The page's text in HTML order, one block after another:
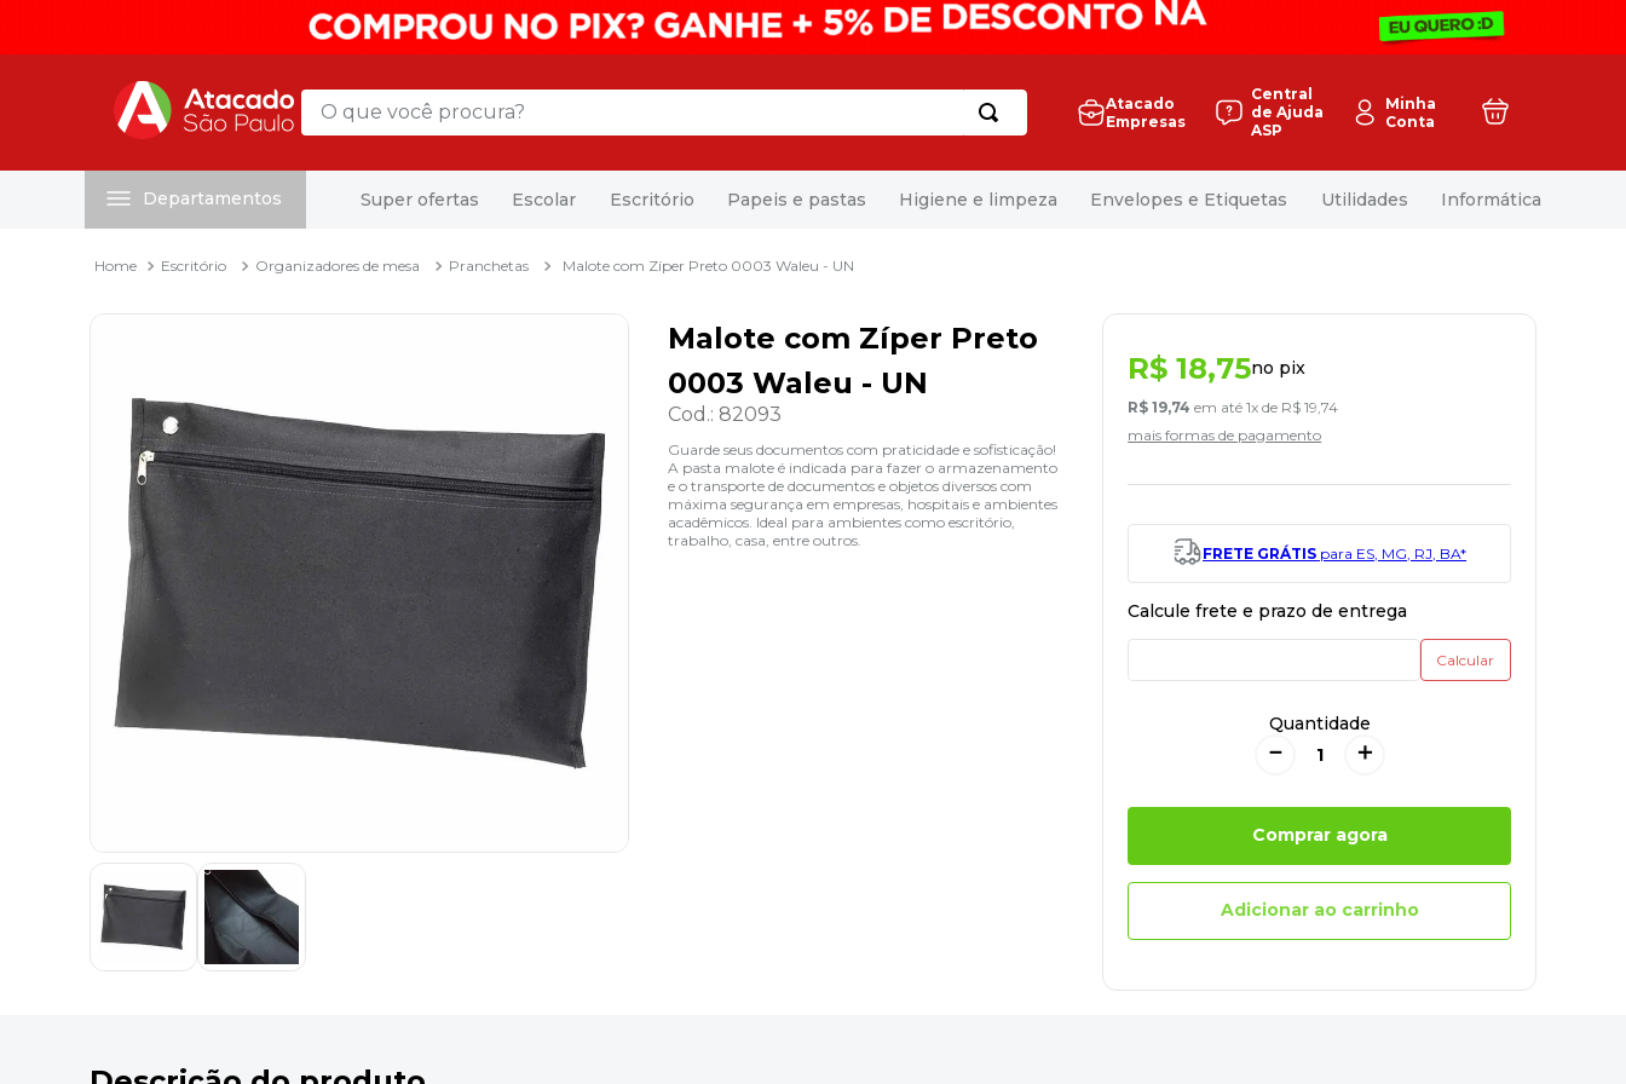
O que você procura?
Atacado
Empresas
Central
de Ajuda
ASP
Minha
Conta
Departamentos Super ofertas Escolar Escritório Papeis e pastas Higiene e limpeza Envelopes e Etiquetas Utilidades Informática
Escritório Organizadores de mesa Pranchetas Malote com Zíper Preto 0003 Waleu - UN
Malote com Zíper Preto
0003 Waleu - UN
Cod.: 82093
Guarde seus documentos com praticidade e sofisticação!
A pasta malote é indicada para fazer o armazenamento
e o transporte de documentos e objetos diversos com
máxima segurança em empresas, hospitais e ambientes
acadêmicos. Ideal para ambientes como escritório,
trabalho, casa, entre outros.
R$ 18,75no pix
R$ 19,74 em até1x de R$ 19 ,74
mais formas de pagamento
FRETE GRÁTIS para ES, MG, RJ, BA*
Quantidade
＋
－
Comprar agora
Adicionar ao carrinho
mala
papel higienico
desinfetante
marca texto